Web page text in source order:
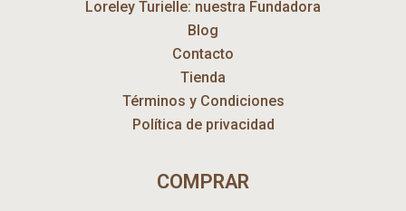
Loreley Turielle: nuestra Fundadora
Blog
Contacto
Tienda
Términos y Condiciones
Política de privacidad
COMPRAR